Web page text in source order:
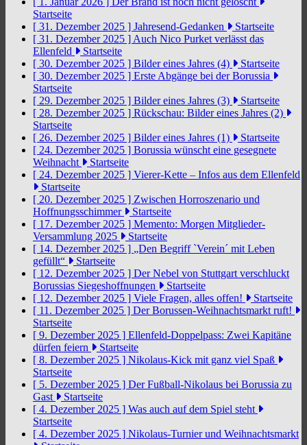
Startseite
[ 31. Dezember 2025 ] Jahresend-Gedanken
Startseite
[ 31. Dezember 2025 ] Auch Nico Purket verlässt das
Ellenfeld
Startseite
[ 30. Dezember 2025 ] Bilder eines Jahres (4)
Startseite
[ 30. Dezember 2025 ] Erste Abgänge bei der Borussia
Startseite
[ 29. Dezember 2025 ] Bilder eines Jahres (3)
Startseite
[ 28. Dezember 2025 ] Rückschau: Bilder eines Jahres (2)
Startseite
[ 26. Dezember 2025 ] Bilder eines Jahres (1)
Startseite
[ 24. Dezember 2025 ] Borussia wünscht eine gesegnete
Weihnacht
Startseite
[ 24. Dezember 2025 ] Vierer-Kette – Infos aus dem Ellenfeld
Startseite
[ 20. Dezember 2025 ] Zwischen Horroszenario und
Hoffnungsschimmer
Startseite
[ 17. Dezember 2025 ] Memento: Morgen Mitglieder-
Versammlung 2025
Startseite
[ 14. Dezember 2025 ] „Den Begriff `Verein´ mit Leben
gefüllt“
Startseite
[ 12. Dezember 2025 ] Der Nebel von Stuttgart verschluckt
Borussias Siegeshoffnungen
Startseite
[ 12. Dezember 2025 ] Viele Fragen, alles offen!
Startseite
[ 11. Dezember 2025 ] Der Borussen-Weihnachtsmarkt ruft!
Startseite
[ 9. Dezember 2025 ] Ellenfeld-Doppelpass: Zwei Kapitäne
dürfen feiern
Startseite
[ 8. Dezember 2025 ] Nikolaus-Kick mit ganz viel Spaß
Startseite
[ 5. Dezember 2025 ] Der Fußball-Nikolaus bei Borussia zu
Gast
Startseite
[ 4. Dezember 2025 ] Was auch auf dem Spiel steht
Startseite
[ 4. Dezember 2025 ] Nikolaus-Turnier und Weihnachtsmarkt